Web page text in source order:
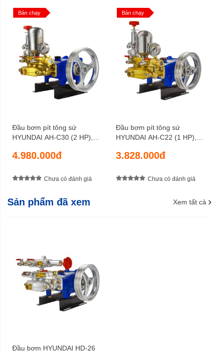
Bán chạy
Đầu bơm pít tông sứ
HYUNDAI AH-C30 (2 HP),
nén 35 kgf/cm2
4.980.000đ
Chưa có đánh giá
Bán chạy
Đầu bơm pít tông sứ
HYUNDAI AH-C22 (1 HP),
nén 30 kgf/cm2
3.828.000đ
Chưa có đánh giá
Sản phẩm đã xem Xem tất cả
Đầu bơm HYUNDAI HD-26